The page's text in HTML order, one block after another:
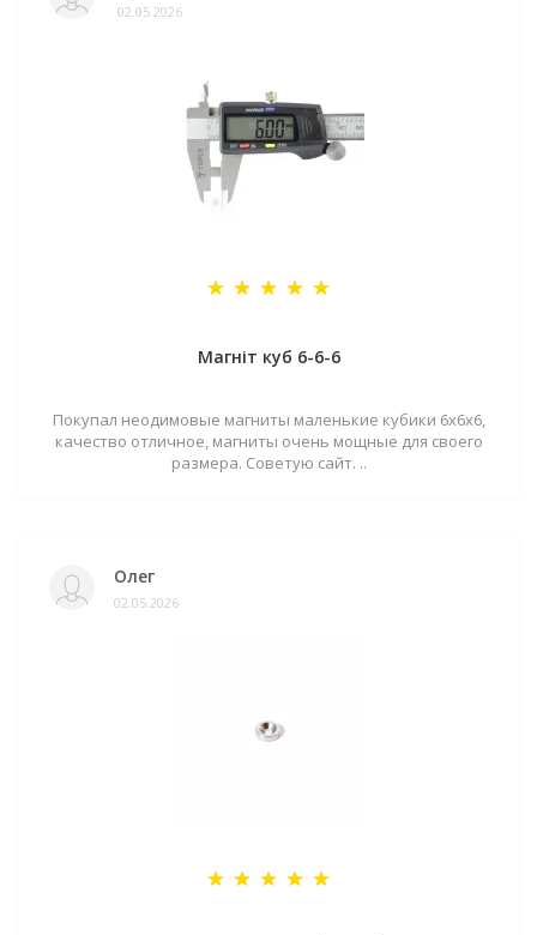
02.05.2026
Магніт куб 6-6-6
Покупал неодимовые магниты маленькие кубики 6х6х6,
качество отличное, магниты очень мощные для своего
размера. Советую сайт. ..
Олег
02.05.2026